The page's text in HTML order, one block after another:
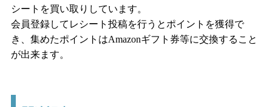
シートを買い取りしています。
会員登録してレシート投稿を行うとポイントを獲得で
き、集めたポイントはAmazonギフト券等に交換すること
が出来ます。